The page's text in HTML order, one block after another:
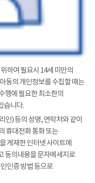
하여 필요시 14세 미만의
동의 개인정보를 수집할 때는
행에 필요한 최소한의
습니다.
인) 등의 성명, 연락처와 같이
휴대전화 통화 또는
게재한 인터넷 사이트에
동의내용을 문자메세지로
인증 방법 등으로